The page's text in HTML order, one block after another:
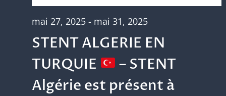
mai 27, 2025- mai 31, 2025
STENT ALGERIE EN
TURQUIE
– STENT
Algérie est présent à